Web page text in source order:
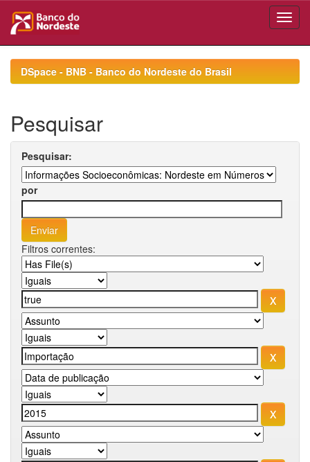
navigationDSpace - BNB - Banco do Nordeste do Brasil
Pesquisar
Pesquisar:
por
Filtros correntes: